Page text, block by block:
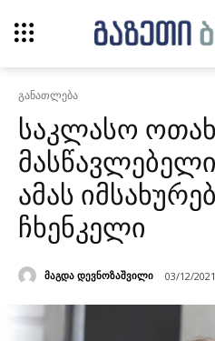
განათლება
საკლასო
ამას
ჩხენკელი
მაგდა დევნოზაშვილი 03/12/2021